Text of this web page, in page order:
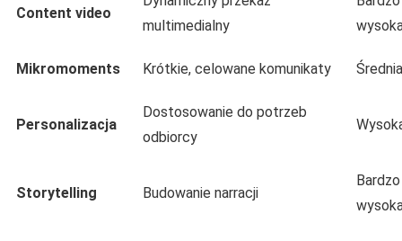
Content video
multimedialny
Mikromoments Krótkie, celowane komunikaty Średnia
Personalizacja
Dostosowanie do potrzeb
odbiorcy
Storytelling Budowanie narracji
Bardzo